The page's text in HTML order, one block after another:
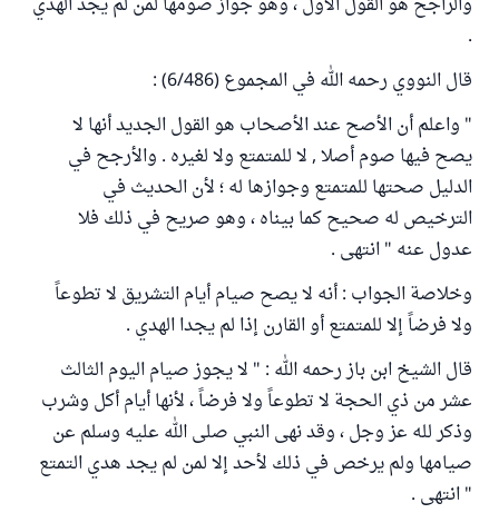
.
قال النووي رحمه الله في المجموع (6/486) :
" واعلم أن الأصح عند الأصحاب هو القول الجديد أنها لا
يصح فيها صوم أصلا , لا للمتمتع ولا لغيره . والأرجح في
الدليل صحتها للمتمتع وجوازها له ؛ لأن الحديث في
الترخيص له صحيح كما بيناه ، وهو صريح في ذلك فلا
عدول عنه " انتهى .
وخلاصة الجواب : أنه لا يصح صيام أيام التشريق لا تطوعاً
ولا فرضاً إلا للمتمتع أو القارن إذا لم يجدا الهدي .
قال الشيخ ابن باز رحمه الله : " لا يجوز صيام اليوم الثالث
عشر من ذي الحجة لا تطوعاً ولا فرضاً ، لأنها أيام أكل وشرب
وذكر لله عز وجل ، وقد نهى النبي صلى الله عليه وسلم عن
صيامها ولم يرخص في ذلك لأحد إلا لمن لم يجد هدي التمتع
" انتهى .